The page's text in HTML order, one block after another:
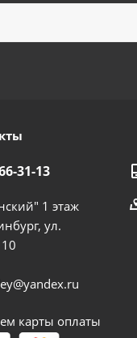
31-13
1 этаж
ул.
карты оплаты